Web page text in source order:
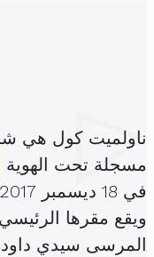
ناولميت كول هي
مسجلة تحت الهوية
في 18 ديسمبر 2017 برأس مال قدره
ويقع مقرها
المرسى سيدي